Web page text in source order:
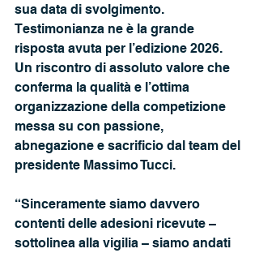
sua data di svolgimento.
Testimonianza ne è la grande
risposta avuta per l’edizione 2026.
Un riscontro di assoluto valore che
conferma la qualità e l’ottima
organizzazione della competizione
messa su con passione,
abnegazione e sacrificio dal team del
presidente Massimo Tucci.
“Sinceramente siamo davvero
contenti delle adesioni ricevute –
sottolinea alla vigilia – siamo andati